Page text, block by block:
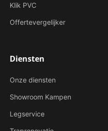
Klik PVC
Offertevergelijker
Diensten
Onze diensten
Showroom Kampen
Legservice